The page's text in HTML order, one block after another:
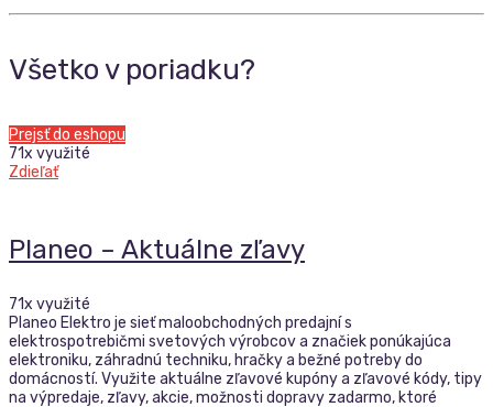
Všetko v poriadku?
Prejsť do eshopu
71x využité
Zdieľať
Planeo – Aktuálne zľavy
71x využité
Planeo Elektro je sieť maloobchodných predajní s
elektrospotrebičmi svetových výrobcov a značiek ponúkajúca
elektroniku, záhradnú techniku, hračky a bežné potreby do
domácností. Využite aktuálne zľavové kupóny a zľavové kódy, tipy
na výpredaje, zľavy, akcie, možnosti dopravy zadarmo, ktoré